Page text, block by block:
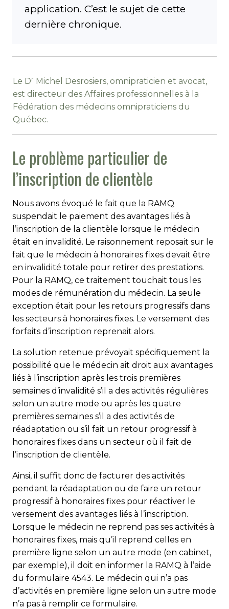
application. C’est le sujet de cette
dernière chronique.
Le Dr Michel Desrosiers, omnipraticien et avocat,
est directeur des Affaires professionnelles à la
Fédération des médecins omnipraticiens du
Québec.
Le problème particulier de
l’inscription de clientèle
Nous avons évoqué le fait que la RAMQ
suspendait le paie­ment des avantages liés à
l’inscription de la clientèle lorsque le médecin
était en invalidité. Le raisonnement reposait sur le
fait que le médecin à honoraires fixes devait être
en invalidité totale pour retirer des prestations.
Pour la RAMQ, ce traitement touchait tous les
modes de rémunération du médecin. La seule
exception était pour les retours pro­gressifs dans
les secteurs à honoraires fixes. Le versement des
forfaits d’inscription reprenait alors.
La solution retenue prévoyait spécifiquement la
possibilité que le médecin ait droit aux avantages
liés à l’inscription après les trois premières
semaines d’invalidité s’il a des activités régulières
selon un autre mode ou après les quatre
premières semaines s’il a des activités de
réadaptation ou s’il fait un retour progressif à
honoraires fixes dans un sec­teur où il fait de
l’inscription de clientèle.
Ainsi, il suffit donc de facturer des activités
pendant la réadaptation ou de faire un retour
progressif à honoraires fixes pour réactiver le
versement des avantages liés à l’inscription.
Lorsque le médecin ne reprend pas ses activités à
honoraires fixes, mais qu’il reprend celles en
première ligne selon un autre mode (en cabinet,
par exemple), il doit en informer la RAMQ à l’aide
du formulaire 4543. Le médecin qui n’a pas
d’activités en première ligne selon un autre mode
n’a pas à remplir ce formulaire.